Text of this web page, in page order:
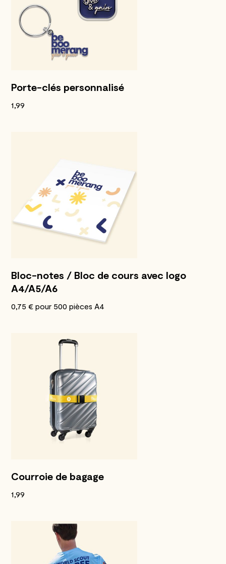
Porte-clés personnalisé
1,99
Bloc-notes / Bloc de cours avec logo
A4/A5/A6
0,75 € pour 500 pièces A4
Courroie de bagage
1,99